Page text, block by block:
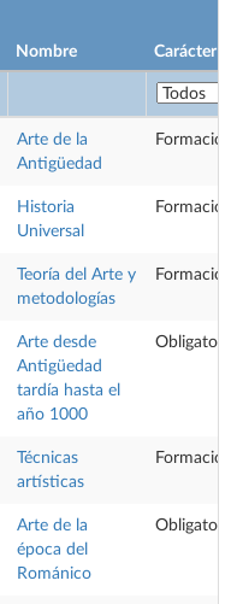
Nombre Carácter
Arte de la
Antigüedad
Formación
Historia
Universal
Formación
Teoría del Arte y
metodologías
Formación
Arte desde
Antigüedad
tardía hasta el
año 1000
Obligatoria
Técnicas
artísticas
Formación
Arte de la
época del
Románico
Obligatoria